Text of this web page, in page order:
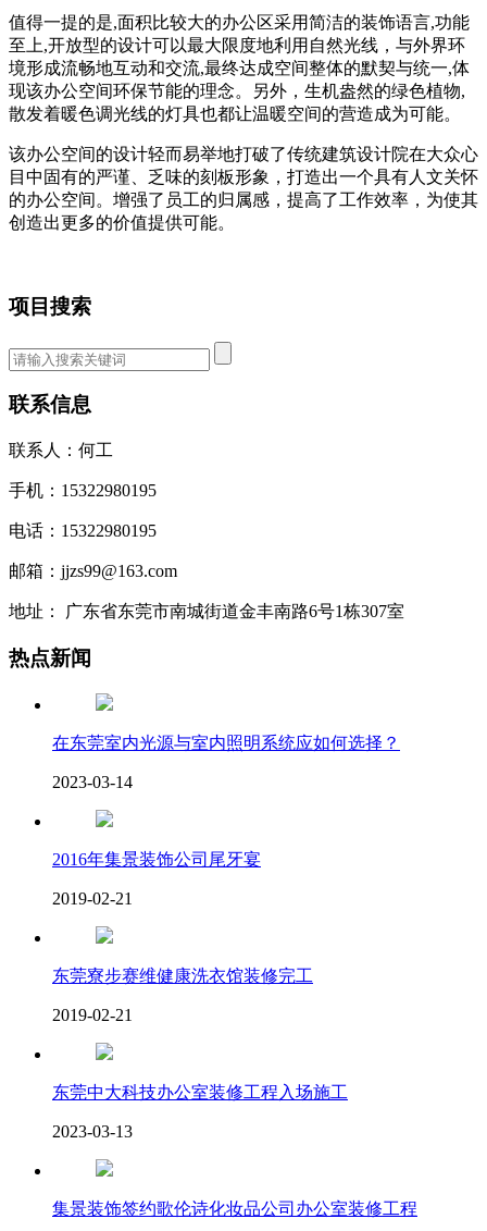
值得一提的是,面积比较大的办公区采用简洁的装饰语言,功能
至上,开放型的设计可以最大限度地利用自然光线，与外界环
境形成流畅地互动和交流,最终达成空间整体的默契与统一,体
现该办公空间环保节能的理念。另外，生机盎然的绿色植物,
散发着暖色调光线的灯具也都让温暖空间的营造成为可能。
该办公空间的设计轻而易举地打破了传统建筑设计院在大众心
目中固有的严谨、乏味的刻板形象，打造出一个具有人文关怀
的办公空间。增强了员工的归属感，提高了工作效率，为使其
创造出更多的价值提供可能。
项目搜索
联系信息
联系人：何工
手机：15322980195
电话：15322980195
邮箱：jjzs99@163.com
地址： 广东省东莞市南城街道金丰南路6号1栋307室
热点新闻
在东莞室内光源与室内照明系统应如何选择？
2023-03-14
2016年集景装饰公司尾牙宴
2019-02-21
东莞寮步赛维健康洗衣馆装修完工
2019-02-21
东莞中大科技办公室装修工程入场施工
2023-03-13
集景装饰签约歌伦诗化妆品公司办公室装修工程